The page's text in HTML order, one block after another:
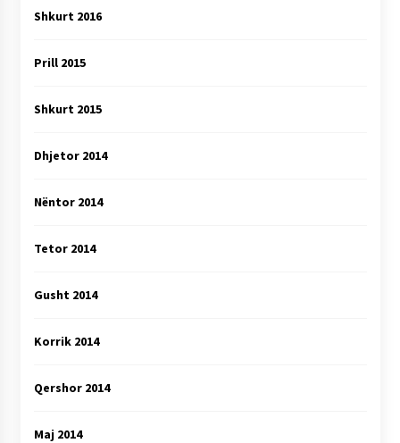
Shkurt 2016
Prill 2015
Shkurt 2015
Dhjetor 2014
Nëntor 2014
Tetor 2014
Gusht 2014
Korrik 2014
Qershor 2014
Maj 2014